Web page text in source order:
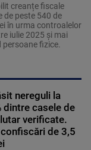
creanțe fiscale
de peste 540 de
în urma controalelor
iulie 2025 și mai
persoane fizice.
nereguli la
dintre casele de
verificate.
de 3,5